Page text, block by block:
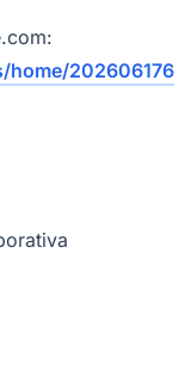
home/202606176